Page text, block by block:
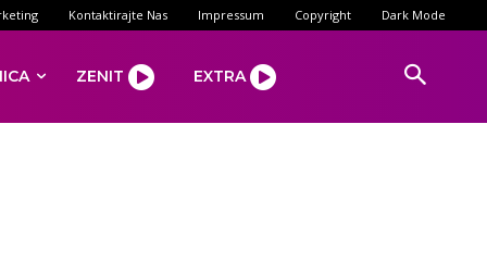
Kontaktirajte Nas Impressum Copyright Dark Mode
ZENIT EXTRA